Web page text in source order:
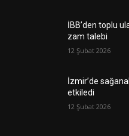
İBB’den toplu
zam talebi
12 Şubat 2026
İzmir’de
etkiledi
12 Şubat 2026